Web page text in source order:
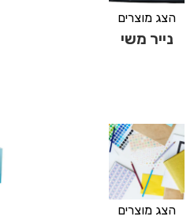
הצג מוצרים
נייר משי
הצג מוצרים